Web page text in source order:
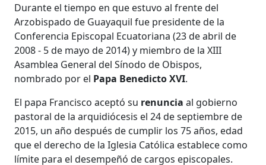
Durante el tiempo en que estuvo al frente del
Arzobispado de Guayaquil fue presidente de la
Conferencia Episcopal Ecuatoriana (23 de abril de
2008 - 5 de mayo de 2014) y miembro de la XIII
Asamblea General del Sínodo de Obispos,
nombrado por el Papa Benedicto XVI.
El papa Francisco aceptó su renuncia al gobierno
pastoral de la arquidiócesis el 24 de septiembre de
2015, un año después de cumplir los 75 años, edad
que el derecho de la Iglesia Católica establece como
límite para el desempeñó de cargos episcopales.